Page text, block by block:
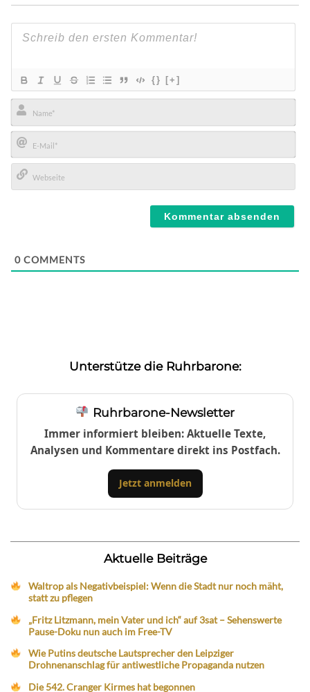
{} [+]
Name*
E-
Mail*
0 COMMENTS
Unterstütze die Ruhrbarone:
Ruhrbarone-Newsletter
Immer informiert bleiben: Aktuelle Texte,
Analysen und Kommentare direkt ins Postfach.
Jetzt anmelden
Aktuelle Beiträge
Waltrop als Negativbeispiel: Wenn die Stadt nur noch mäht,
statt zu pflegen
„Fritz Litzmann, mein Vater und ich“ auf 3sat – Sehenswerte
Pause-Doku nun auch im Free-TV
Wie Putins deutsche Lautsprecher den Leipziger
Drohnenanschlag für antiwestliche Propaganda nutzen
Die 542. Cranger Kirmes hat begonnen